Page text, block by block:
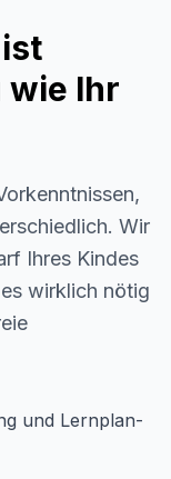
wie Ihr
Wir
Ihres Kindes
wirklich nötig
und Lernplan-